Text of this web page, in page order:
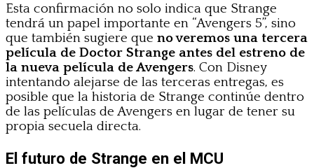
Esta confirmación no solo indica que Strange
tendrá un papel importante en “Avengers 5”, sino
que también sugiere que no veremos una tercera
película de Doctor Strange antes del estreno de
la nueva película de Avengers. Con Disney
intentando alejarse de las terceras entregas, es
posible que la historia de Strange continúe dentro
de las películas de Avengers en lugar de tener su
propia secuela directa.
El futuro de Strange en el MCU